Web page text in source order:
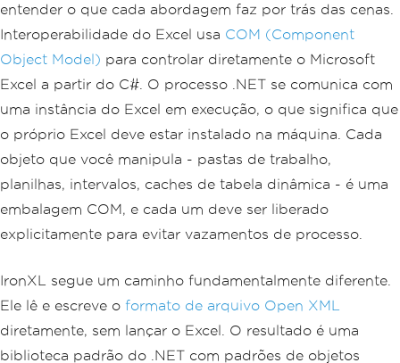
entender o que cada abordagem faz por trás das cenas.
Interoperabilidade do Excel usa COM (Component
Object Model) para controlar diretamente o Microsoft
Excel a partir do C#. O processo .NET se comunica com
uma instância do Excel em execução, o que significa que
o próprio Excel deve estar instalado na máquina. Cada
objeto que você manipula - pastas de trabalho,
planilhas, intervalos, caches de tabela dinâmica - é uma
embalagem COM, e cada um deve ser liberado
explicitamente para evitar vazamentos de processo.
IronXL segue um caminho fundamentalmente diferente.
Ele lê e escreve o formato de arquivo Open XML
diretamente, sem lançar o Excel. O resultado é uma
biblioteca padrão do .NET com padrões de objetos